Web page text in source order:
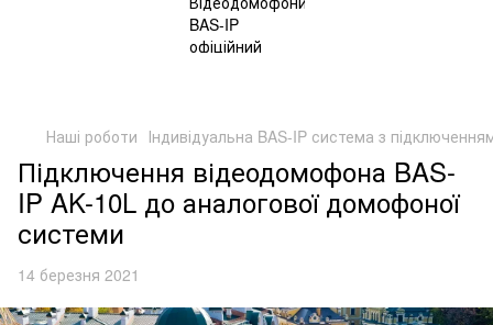
Наші роботи Індивідуальна BAS-IP система з
Підключення відеодомофона BAS-
IP AK-10L до аналогової домофоної
системи
14 березня 2021